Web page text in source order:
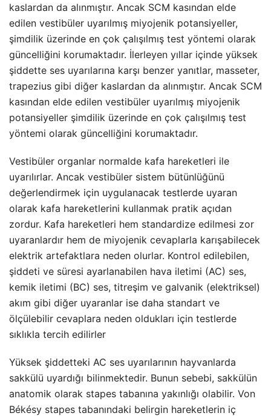
kaslardan da alınmıştır. Ancak SCM kasından elde
edilen vestibüler uyarılmış miyojenik potansiyeller,
şimdilik üzerinde en çok çalışılmış test yöntemi olarak
güncelliğini korumaktadır. İlerleyen yıllar içinde yüksek
şiddette ses uyarılarına karşı benzer yanıtlar, masseter,
trapezius gibi diğer kaslardan da alınmıştır. Ancak SCM
kasından elde edilen vestibüler uyarılmış miyojenik
potansiyeller şimdilik üzerinde en çok çalışılmış test
yöntemi olarak güncelliğini korumaktadır.
Vestibüler organlar normalde kafa hareketleri ile
uyarılırlar. Ancak vestibüler sistem bütünlüğünü
değerlendirmek için uygulanacak testlerde uyaran
olarak kafa hareketlerini kullanmak pratik açıdan
zordur. Kafa hareketleri hem standardize edilmesi zor
uyaranlardır hem de miyojenik cevaplarla karışabilecek
elektrik artefaktlara neden olurlar. Kontrol edilebilen,
şiddeti ve süresi ayarlanabilen hava iletimi (AC) ses,
kemik iletimi (BC) ses, titreşim ve galvanik (elektriksel)
akım gibi diğer uyaranlar ise daha standart ve
ölçülebilir cevaplara neden oldukları için testlerde
sıklıkla tercih edilirler
Yüksek şiddetteki AC ses uyarılarının hayvanlarda
sakkülü uyardığı bilinmektedir. Bunun sebebi, sakkülün
anatomik olarak stapes tabanına yakınlığı olabilir. Von
Békésy stapes tabanındaki belirgin hareketlerin iç